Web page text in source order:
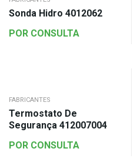
Sonda Hidro 4012062
POR CONSULTA
FABRICANTES
Termostato De
Segurança 412007004
POR CONSULTA